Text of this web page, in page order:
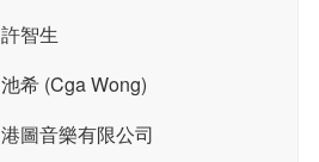
許智生
池希 (Cga Wong)
港圖音樂有限公司